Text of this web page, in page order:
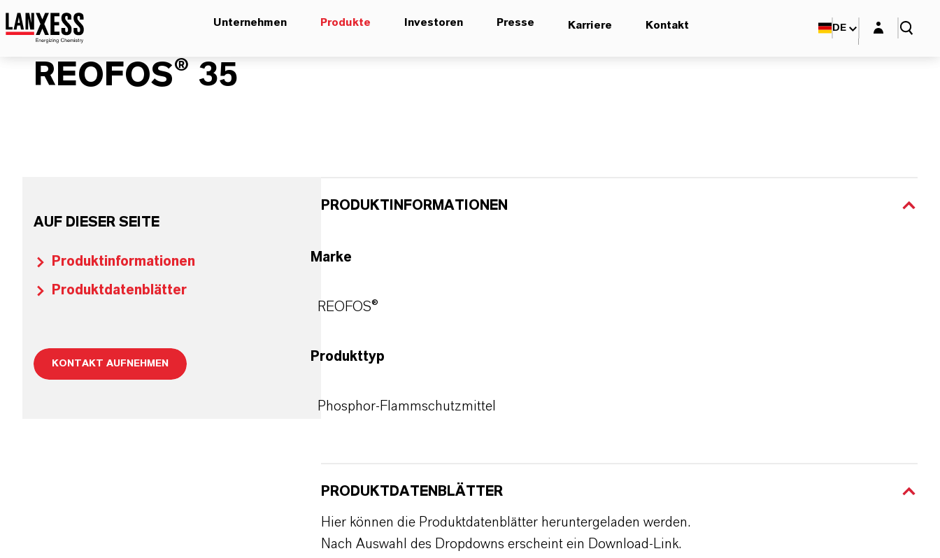
Unternehmen Produkte Investoren Presse Karriere Kontakt DE Login-Maske
REOFOS® 35
AUF DIESER SEITE
Produktinformationen
Produktdatenblätter
KONTAKT AUFNEHMEN
PRODUKTINFORMATIONEN
Marke
REOFOS®
Produkttyp
Phosphor-Flammschutzmittel
PRODUKTDATENBLÄTTER
Hier können die Produktdatenblätter heruntergeladen werden.
Nach Auswahl des Dropdowns erscheint ein Download-Link.